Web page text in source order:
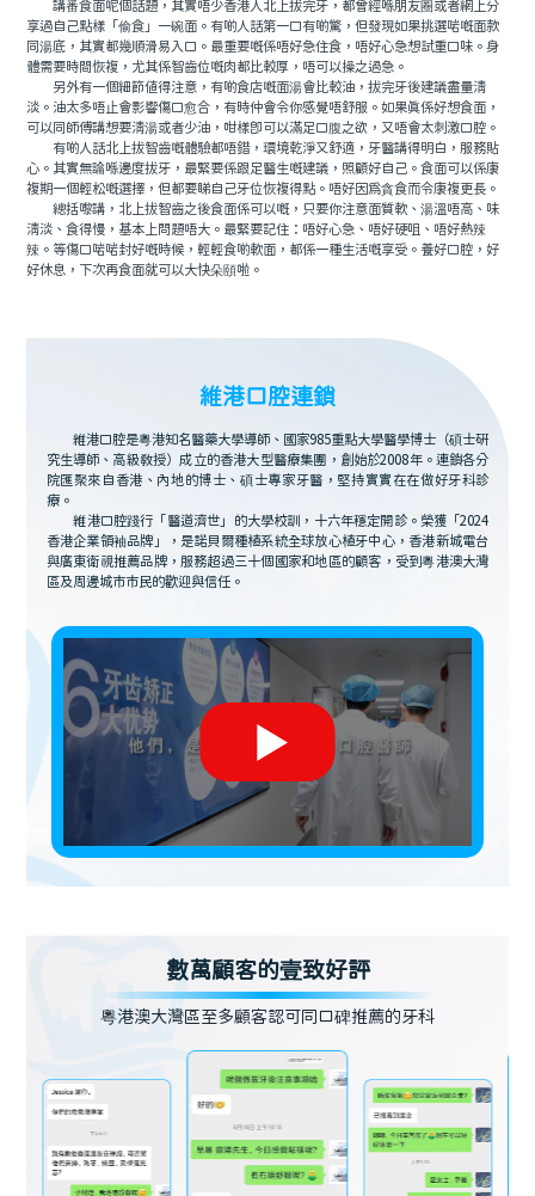
講番食面呢個話題，其實唔少香港人北上拔完牙，都曾經喺朋友圈或者網上分
享過自己點樣「偷食」一碗面。有啲人話第一口有啲驚，但發現如果挑選啱嘅面款
同湯底，其實都幾順滑易入口。最重要嘅係唔好急住食，唔好心急想試重口味。身
體需要時間恢複，尤其係智齒位嘅肉都比較厚，唔可以操之過急。
另外有一個細節值得注意，有啲食店嘅面湯會比較油，拔完牙後建議盡量清
淡。油太多唔止會影響傷口愈合，有時仲會令你感覺唔舒服。如果真係好想食面，
可以同師傅講想要清湯或者少油，咁樣即可以滿足口腹之欲，又唔會太刺激口腔。
有啲人話北上拔智齒嘅體驗都唔錯，環境乾淨又舒適，牙醫講得明白，服務貼
心。其實無論喺邊度拔牙，最緊要係跟足醫生嘅建議，照顧好自己。食面可以係康
複期一個輕松嘅選擇，但都要睇自己牙位恢複得點。唔好因爲貪食而令康複更長。
總括嚟講，北上拔智齒之後食面係可以嘅，只要你注意面質軟、湯溫唔高、味
清淡、食得慢，基本上問題唔大。最緊要記住：唔好心急、唔好硬咀、唔好熱辣
辣。等傷口啱啱封好嘅時候，輕輕食啲軟面，都係一種生活嘅享受。養好口腔，好
好休息，下次再食面就可以大快朵頤啦。
維港口腔連鎖
維港口腔是粵港知名醫藥大學導師、國家985重點大學醫學博士（碩士研
究生導師、高級教授）成立的香港大型醫療集團，創始於2008年。連鎖各分
院匯聚來自香港、內地的博士、碩士專家牙醫，堅持實實在在做好牙科診
療。
維港口腔踐行「醫道濟世」的大學校訓，十六年穩定開診。榮獲「2024
香港企業領袖品牌」，是諾貝爾種植系統全球放心植牙中心，香港新城電台
與廣東衛視推薦品牌，服務超過三十個國家和地區的顧客，受到粵港澳大灣
區及周邊城市市民的歡迎與信任。
數萬顧客的壹致好評
粵港澳大灣區至多顧客認可同口碑推薦的牙科